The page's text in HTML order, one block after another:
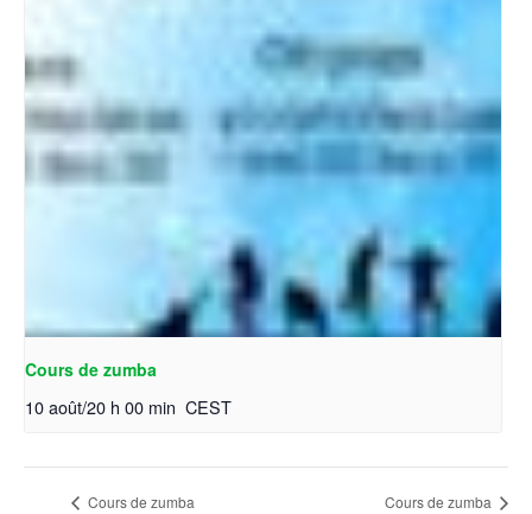
Cours de zumba
10 août/20 h 00 min CEST
Cours de zumba Cours de zumba